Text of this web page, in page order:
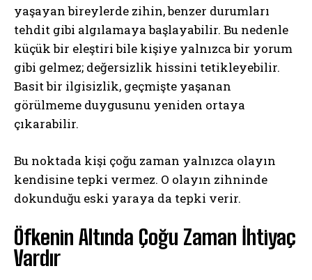
yaşayan bireylerde zihin, benzer durumları
tehdit gibi algılamaya başlayabilir. Bu nedenle
küçük bir eleştiri bile kişiye yalnızca bir yorum
gibi gelmez; değersizlik hissini tetikleyebilir.
Basit bir ilgisizlik, geçmişte yaşanan
görülmeme duygusunu yeniden ortaya
çıkarabilir.
Bu noktada kişi çoğu zaman yalnızca olayın
kendisine tepki vermez. O olayın zihninde
dokunduğu eski yaraya da tepki verir.
Öfkenin Altında Çoğu Zaman İhtiyaç
Vardır